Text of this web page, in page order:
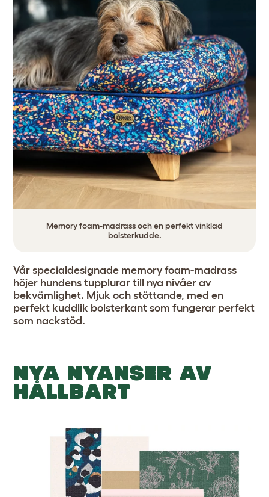
Memory foam-madrass och en perfekt vinklad
bolsterkudde.
Vår specialdesignade memory foam-madrass
höjer hundens tupplurar till nya nivåer av
bekvämlighet. Mjuk och stöttande, med en
perfekt kuddlik bolsterkant som fungerar perfekt
som nackstöd.
NYA NYANSER AV
HÅLLBART